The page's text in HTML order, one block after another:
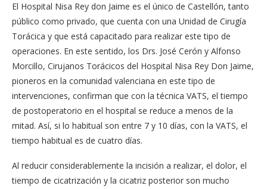
El Hospital Nisa Rey don Jaime es el único de Castellón, tanto
público como privado, que cuenta con una Unidad de Cirugía
Torácica y que está capacitado para realizar este tipo de
operaciones. En este sentido, los Drs. José Cerón y Alfonso
Morcillo, Cirujanos Torácicos del Hospital Nisa Rey Don Jaime,
pioneros en la comunidad valenciana en este tipo de
intervenciones, confirman que con la técnica VATS, el tiempo
de postoperatorio en el hospital se reduce a menos de la
mitad. Así, si lo habitual son entre 7 y 10 días, con la VATS, el
tiempo habitual es de cuatro días.
Al reducir considerablemente la incisión a realizar, el dolor, el
tiempo de cicatrización y la cicatriz posterior son mucho